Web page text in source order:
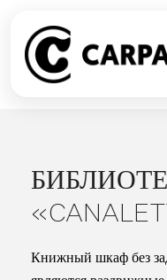
content
Книжный шкаф без